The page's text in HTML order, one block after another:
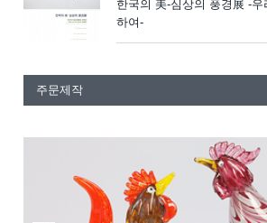
한국의 美-심상의 풍경展 -
하여-
주문제작